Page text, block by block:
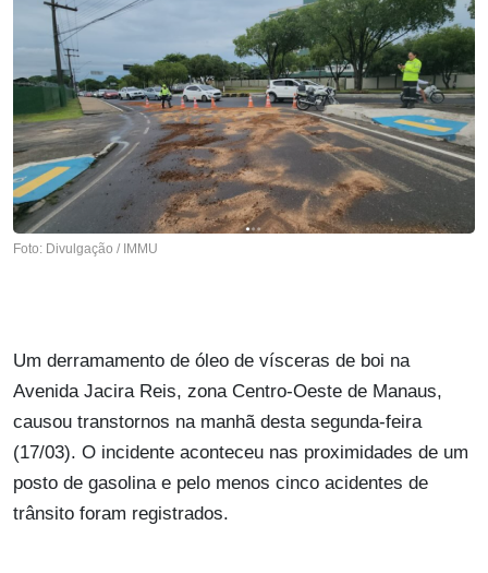
Foto: Divulgação / IMMU
Um derramamento de óleo de vísceras de boi na
Avenida Jacira Reis, zona Centro-Oeste de Manaus,
causou transtornos na manhã desta segunda-feira
(17/03). O incidente aconteceu nas proximidades de um
posto de gasolina e pelo menos cinco acidentes de
trânsito foram registrados.